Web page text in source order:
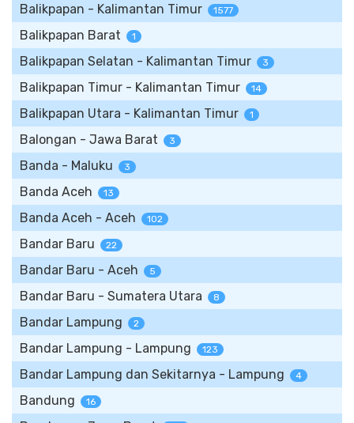
Balikpapan - Kalimantan Timur 1577
Balikpapan Barat 1
Balikpapan Selatan - Kalimantan Timur 3
Balikpapan Timur - Kalimantan Timur 14
Balikpapan Utara - Kalimantan Timur 1
Balongan - Jawa Barat 3
Banda - Maluku 3
Banda Aceh 13
Banda Aceh - Aceh 102
Bandar Baru 22
Bandar Baru - Aceh 5
Bandar Baru - Sumatera Utara 8
Bandar Lampung 2
Bandar Lampung - Lampung 123
Bandar Lampung dan Sekitarnya - Lampung 4
Bandung 16